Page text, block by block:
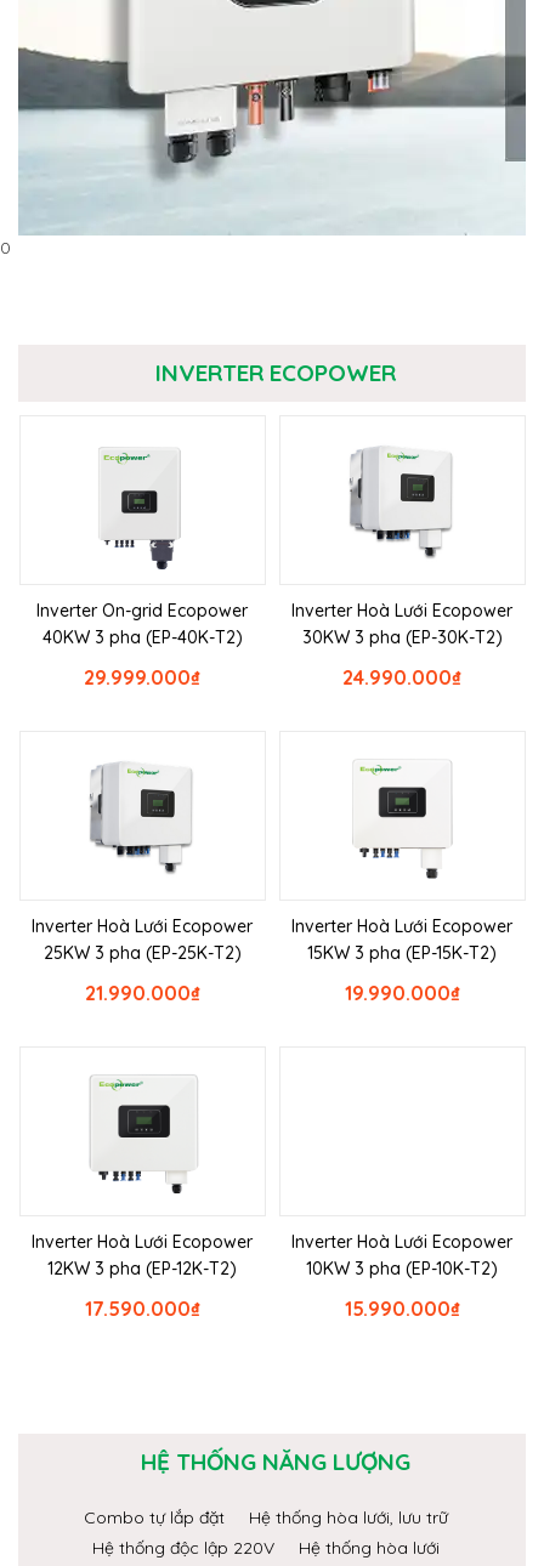
0
INVERTER ECOPOWER
Inverter On-grid Ecopower
40KW 3 pha (EP-40K-T2)
₫
29.999.000
Inverter Hoà Lưới Ecopower
30KW 3 pha (EP-30K-T2)
₫
24.990.000
Inverter Hoà Lưới Ecopower
25KW 3 pha (EP-25K-T2)
₫
21.990.000
Inverter Hoà Lưới Ecopower
15KW 3 pha (EP-15K-T2)
₫
19.990.000
Inverter Hoà Lưới Ecopower
12KW 3 pha (EP-12K-T2)
₫
17.590.000
Inverter Hoà Lưới Ecopower
10KW 3 pha (EP-10K-T2)
₫
15.990.000
HỆ THỐNG NĂNG LƯỢNG
Combo tự lắp đặt
Hệ thống hòa lưới, lưu trữ
Hệ thống độc lập 220V
Hệ thống hòa lưới